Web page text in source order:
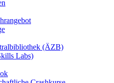
(ÄZB)
Labs)